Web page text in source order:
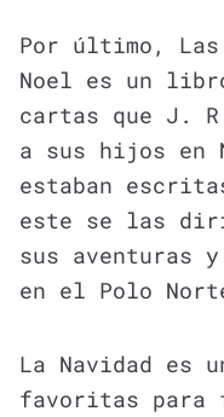
Por último, Las
Noel es un
cartas que J.
a sus hijos en
estaban
este se las
sus aventuras
en el Polo
La Navidad es
favoritas para